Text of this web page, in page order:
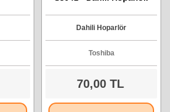
Dahili Hoparlör
Toshiba
70,00 TL